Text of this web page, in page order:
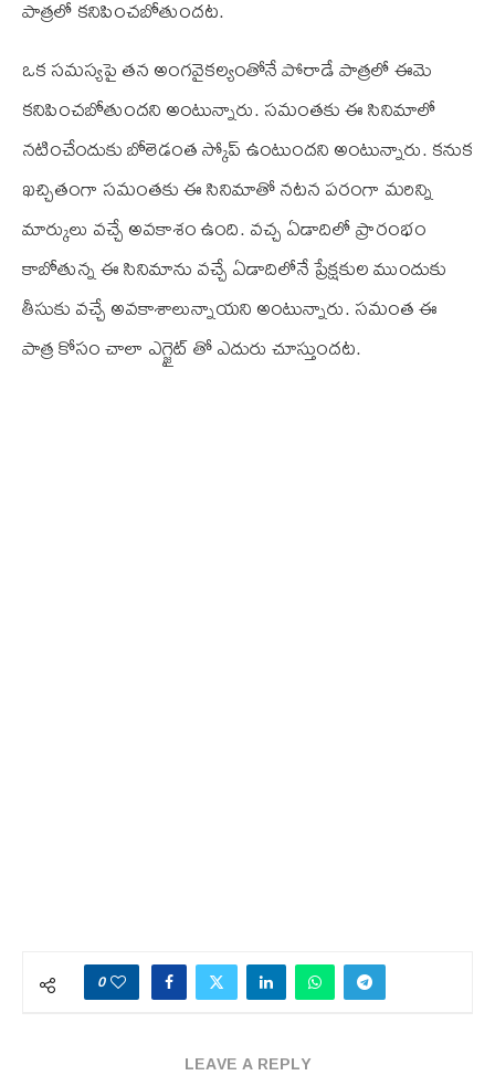
పాత్రలో కనిపించబోతుందట.
ఒక సమస్యపై తన అంగవైకల్యంతోనే పోరాడే పాత్రలో ఈమె
కనిపించబోతుందని అంటున్నారు. సమంతకు ఈ సినిమాలో
నటించేందుకు బోలెడంత స్కోప్‌ ఉంటుందని అంటున్నారు. కనుక
ఖచ్చితంగా సమంతకు ఈ సినిమాతో నటన పరంగా మరిన్ని
మార్కులు వచ్చే అవకాశం ఉంది. వచ్చ ఏడాదిలో ప్రారంభం
కాబోతున్న ఈ సినిమాను వచ్చే ఏడాదిలోనే ప్రేక్షకుల ముందుకు
తీసుకు వచ్చే అవకాశాలున్నాయని అంటున్నారు. సమంత ఈ
పాత్ర కోసం చాలా ఎగ్జైట్‌ తో ఎదురు చూస్తుందట.
0
LEAVE A REPLY